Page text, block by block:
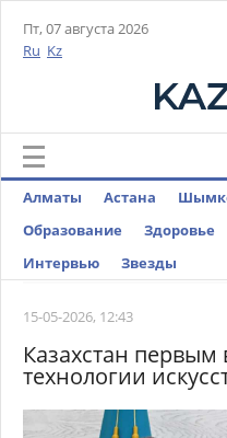
Пт, 07 августа 2026
Ru Kz
Алматы Астана
Образование
Здоровье
Интервью
Звезды
15-05-2026, 12:43
Казахстан
технологии